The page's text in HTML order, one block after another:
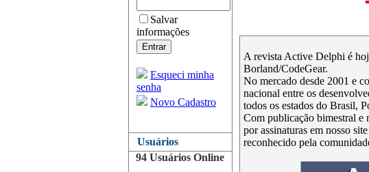
Salvar
informações
Esqueci minha
senha
Novo Cadastro
Usuários
94 Usuários Online
A revista Active Delphi é
Borland/CodeGear.
No mercado desde 2001 e
nacional entre os
todos os estados do Brasil,
Com publicação bimestral e
por assinaturas em nosso
reconhecido pela